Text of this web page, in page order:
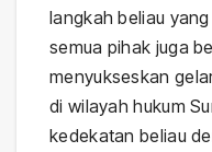
langkah beliau
semua pihak juga
menyukseskan
di wilayah hukum
kedekatan beliau